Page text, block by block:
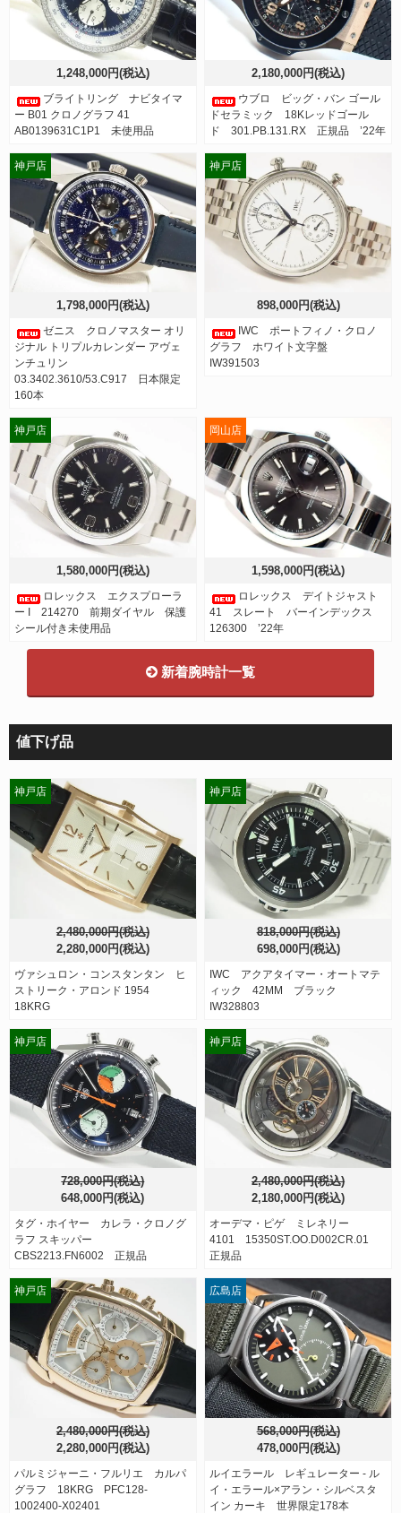
1,248,000円(税込)
ブライトリング ナビタイマ
ー B01 クロノグラフ 41
AB0139631C1P1 未使用品
2,180,000円(税込)
ウブロ ビッグ・バン ゴール
ドセラミック 18Kレッドゴール
ド 301.PB.131.RX 正規品 ’22年
1,798,000円(税込)
ゼニス クロノマスター オリ
ジナル トリプルカレンダー アヴェ
ンチュリン
03.3402.3610/53.C917 日本限定
160本
神戸店
898,000円(税込)
IWC ポートフィノ・クロノ
グラフ ホワイト文字盤
IW391503
神戸店
1,580,000円(税込)
ロレックス エクスプローラ
ー I 214270 前期ダイヤル 保護
シール付き未使用品
神戸店
1,598,000円(税込)
ロレックス デイトジャスト
41 スレート バーインデックス
126300 ’22年
岡山店
新着腕時計一覧
値下げ品
2,480,000円(税込)
2,280,000円(税込)
ヴァシュロン・コンスタンタン ヒ
ストリーク・アロンド 1954
18KRG
神戸店
818,000円(税込)
698,000円(税込)
IWC アクアタイマー・オートマテ
ィック 42MM ブラック
IW328803
神戸店
728,000円(税込)
648,000円(税込)
タグ・ホイヤー カレラ・クロノグ
ラフ スキッパー
CBS2213.FN6002 正規品
神戸店
2,480,000円(税込)
2,180,000円(税込)
オーデマ・ピゲ ミレネリー
4101 15350ST.OO.D002CR.01
正規品
神戸店
2,480,000円(税込)
2,280,000円(税込)
パルミジャーニ・フルリエ カルパ
グラフ 18KRG PFC128-
1002400-X02401
神戸店
568,000円(税込)
478,000円(税込)
ルイエラール レギュレーター - ル
イ・エラール×アラン・シルベスタ
イン カーキ 世界限定178本
広島店